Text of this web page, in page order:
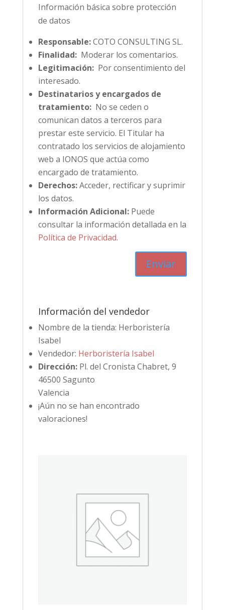
Información básica sobre protección
de datos
Responsable:COTO CONSULTING SL.
Finalidad:Moderar los comentarios.
Legitimación:Por consentimiento del
interesado.
Destinatarios y encargados de
tratamiento:No se ceden o
comunican datos a terceros para
prestar este servicio. El Titular ha
contratado los servicios de alojamiento
web a IONOS que actúa como
encargado de tratamiento.
Derechos:Acceder, rectificar y suprimir
los datos.
Información Adicional:Puede
consultar la información detallada en la
Política de Privacidad.
Información del vendedor
Nombre de la tienda: Herboristería
Isabel
Vendedor: Herboristería Isabel
Dirección: Pl. del Cronista Chabret, 9
46500 Sagunto
Valencia
¡Aún no se han encontrado
valoraciones!